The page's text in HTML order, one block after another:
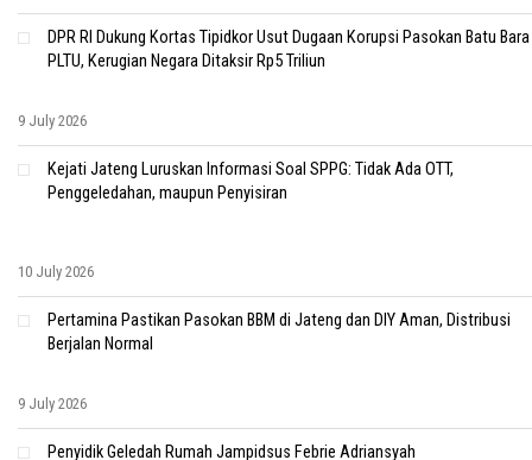
DPR RI Dukung Kortas Tipidkor Usut Dugaan Korupsi Pasokan Batu Bara
PLTU, Kerugian Negara Ditaksir Rp5 Triliun
9 July 2026
Kejati Jateng Luruskan Informasi Soal SPPG: Tidak Ada OTT,
Penggeledahan, maupun Penyisiran
10 July 2026
Pertamina Pastikan Pasokan BBM di Jateng dan DIY Aman, Distribusi
Berjalan Normal
9 July 2026
Penyidik Geledah Rumah Jampidsus Febrie Adriansyah